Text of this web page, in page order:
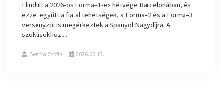
Elindult a 2026-os Forma–1-es hétvége Barcelonában, és
ezzel együtt a fiatal tehetségek, a Forma–2 és a Forma–3
versenyzői is megérkeztek a Spanyol Nagydíjra. A
szokásokhoz ...
Bertha Zsófia 2026.06.13.